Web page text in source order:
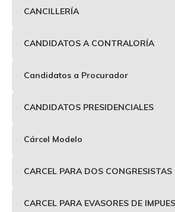
CANCILLERÍA
CANDIDATOS A CONTRALORÍA
Candidatos a Procurador
CANDIDATOS PRESIDENCIALES
Cárcel Modelo
CARCEL PARA DOS CONGRESISTAS
CARCEL PARA EVASORES DE